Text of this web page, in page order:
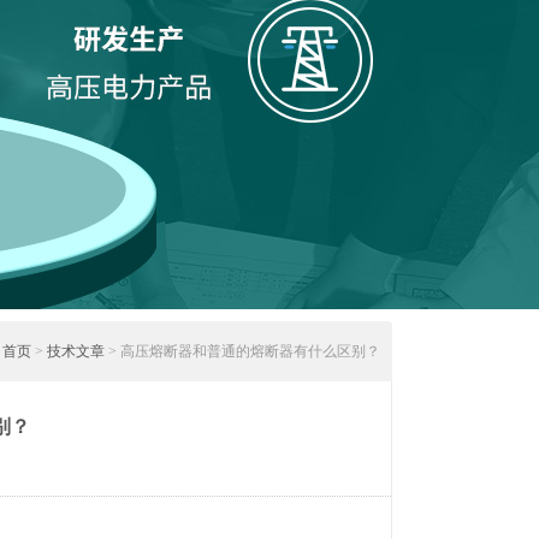
首页 > 技术文章 > 高压熔断器和普通的熔断器有什么区别？
？